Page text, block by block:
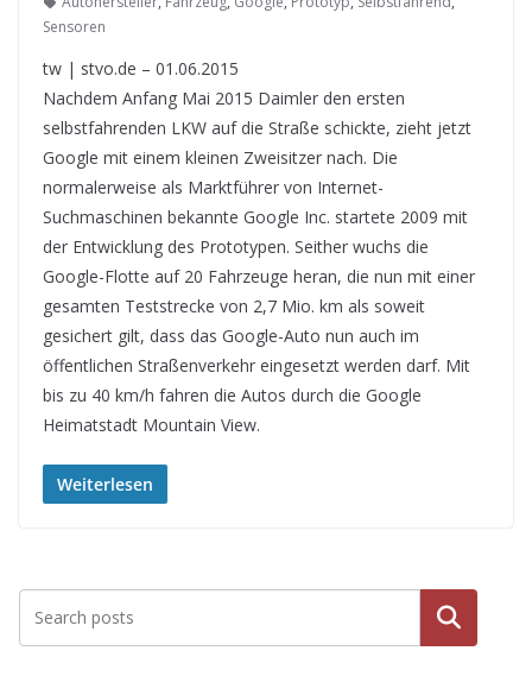
Sensoren
tw | stvo.de – 01.06.2015
Nachdem Anfang Mai 2015 Daimler den ersten
selbstfahrenden LKW auf die Straße schickte, zieht jetzt
Google mit einem kleinen Zweisitzer nach. Die
normalerweise als Marktführer von Internet-
Suchmaschinen bekannte Google Inc. startete 2009 mit
der Entwicklung des Prototypen. Seither wuchs die
Google-Flotte auf 20 Fahrzeuge heran, die nun mit einer
gesamten Teststrecke von 2,7 Mio. km als soweit
gesichert gilt, dass das Google-Auto nun auch im
öffentlichen Straßenverkehr eingesetzt werden darf. Mit
bis zu 40 km/h fahren die Autos durch die Google
Heimatstadt Mountain View.
Weiterlesen
Suchen